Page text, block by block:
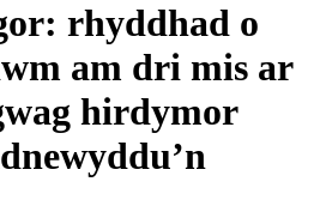
rhyddhad o
am dri mis ar
hirdymor